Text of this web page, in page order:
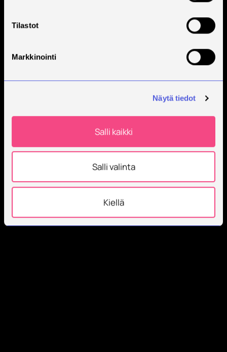
Tilastot
Markkinointi
Näytä tiedot
Salli kaikki
Salli valinta
Kiellä